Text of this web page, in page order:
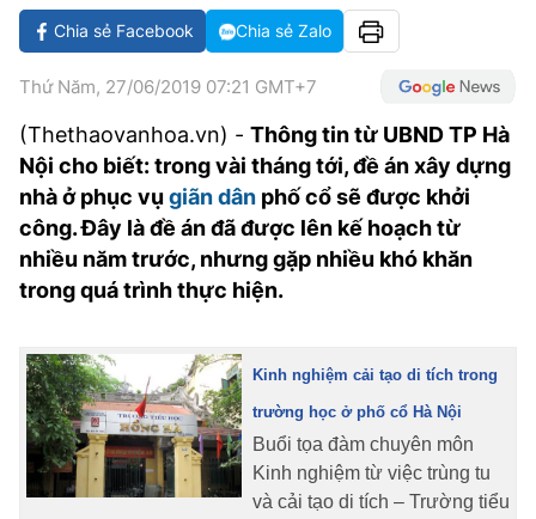
GOLF
VĂN HÓA
DIỄN ĐÀN
NHỊP ĐẬP SỨC KHỎE
VIẾT LẠI ƯỚC MƠ
GIẢI TRÍ
ÂM NHẠC
KBIZ
TIN TỨC
ĐIỂM ĐẾN
TƯ VẤN
THẾ GIỚI SAO
HIGHTECH
TIÊU ĐIỂM - SPOTLIGHT
INFOGRAPHIC
E-MAGAZINE
ẢNH
Chia sẻ Facebook Chia sẻ Zalo
Thứ Năm, 27/06/2019 07:21 GMT+7
(Thethaovanhoa.vn) - Thông tin từ UBND TP Hà
Nội cho biết: trong vài tháng tới, đề án xây dựng
nhà ở phục vụgiãn dân phố cổ sẽ được khởi
công. Đây là đề án đã được lên kế hoạch từ
nhiều năm trước, nhưng gặp nhiều khó khăn
trong quá trình thực hiện.
Kinh nghiệm cải tạo di tích trong
trường học ở phố cổ Hà Nội
Buổi tọa đàm chuyên môn
Kinh nghiệm từ việc trùng tu
và cải tạo di tích – Trường tiểu